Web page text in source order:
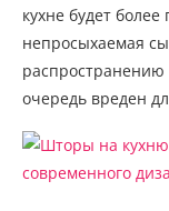
кухне будет
непросыхаемая
распространению
очередь вреден